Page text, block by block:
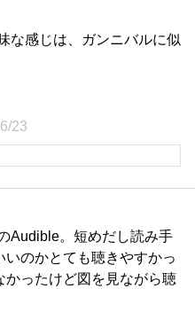
な感じは、ガンニバルに似
23
。短めだし読み手
いのかとても聴きやすかっ
かったけど図を見ながら聴